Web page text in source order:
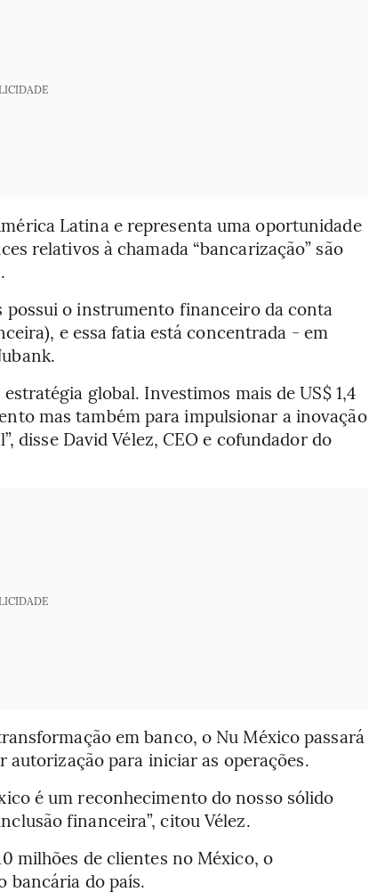
Latina e representa uma oportunidade
relativos à chamada “bancarização” são
possui o instrumento financeiro da conta
e essa fatia está concentrada - em
global. Investimos mais de US$ 1,4
mas também para impulsionar a inovação
disse David Vélez, CEO e cofundador do
em banco, o Nu México passará
para iniciar as operações.
é um reconhecimento do nosso sólido
financeira”, citou Vélez.
milhões de clientes no México, o
bancária do país.